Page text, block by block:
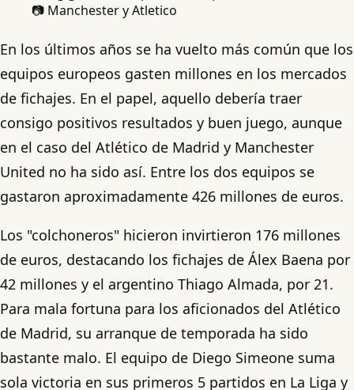
📷 Manchester y Atletico
En los últimos años se ha vuelto más común que los
equipos europeos gasten millones en los mercados
de fichajes. En el papel, aquello debería traer
consigo positivos resultados y buen juego, aunque
en el caso del Atlético de Madrid y Manchester
United no ha sido así. Entre los dos equipos se
gastaron aproximadamente 426 millones de euros.
Los "colchoneros" hicieron invirtieron 176 millones
de euros, destacando los fichajes de Álex Baena por
42 millones y el argentino Thiago Almada, por 21.
Para mala fortuna para los aficionados del Atlético
de Madrid, su arranque de temporada ha sido
bastante malo. El equipo de Diego Simeone suma
sola victoria en sus primeros 5 partidos en La Liga y